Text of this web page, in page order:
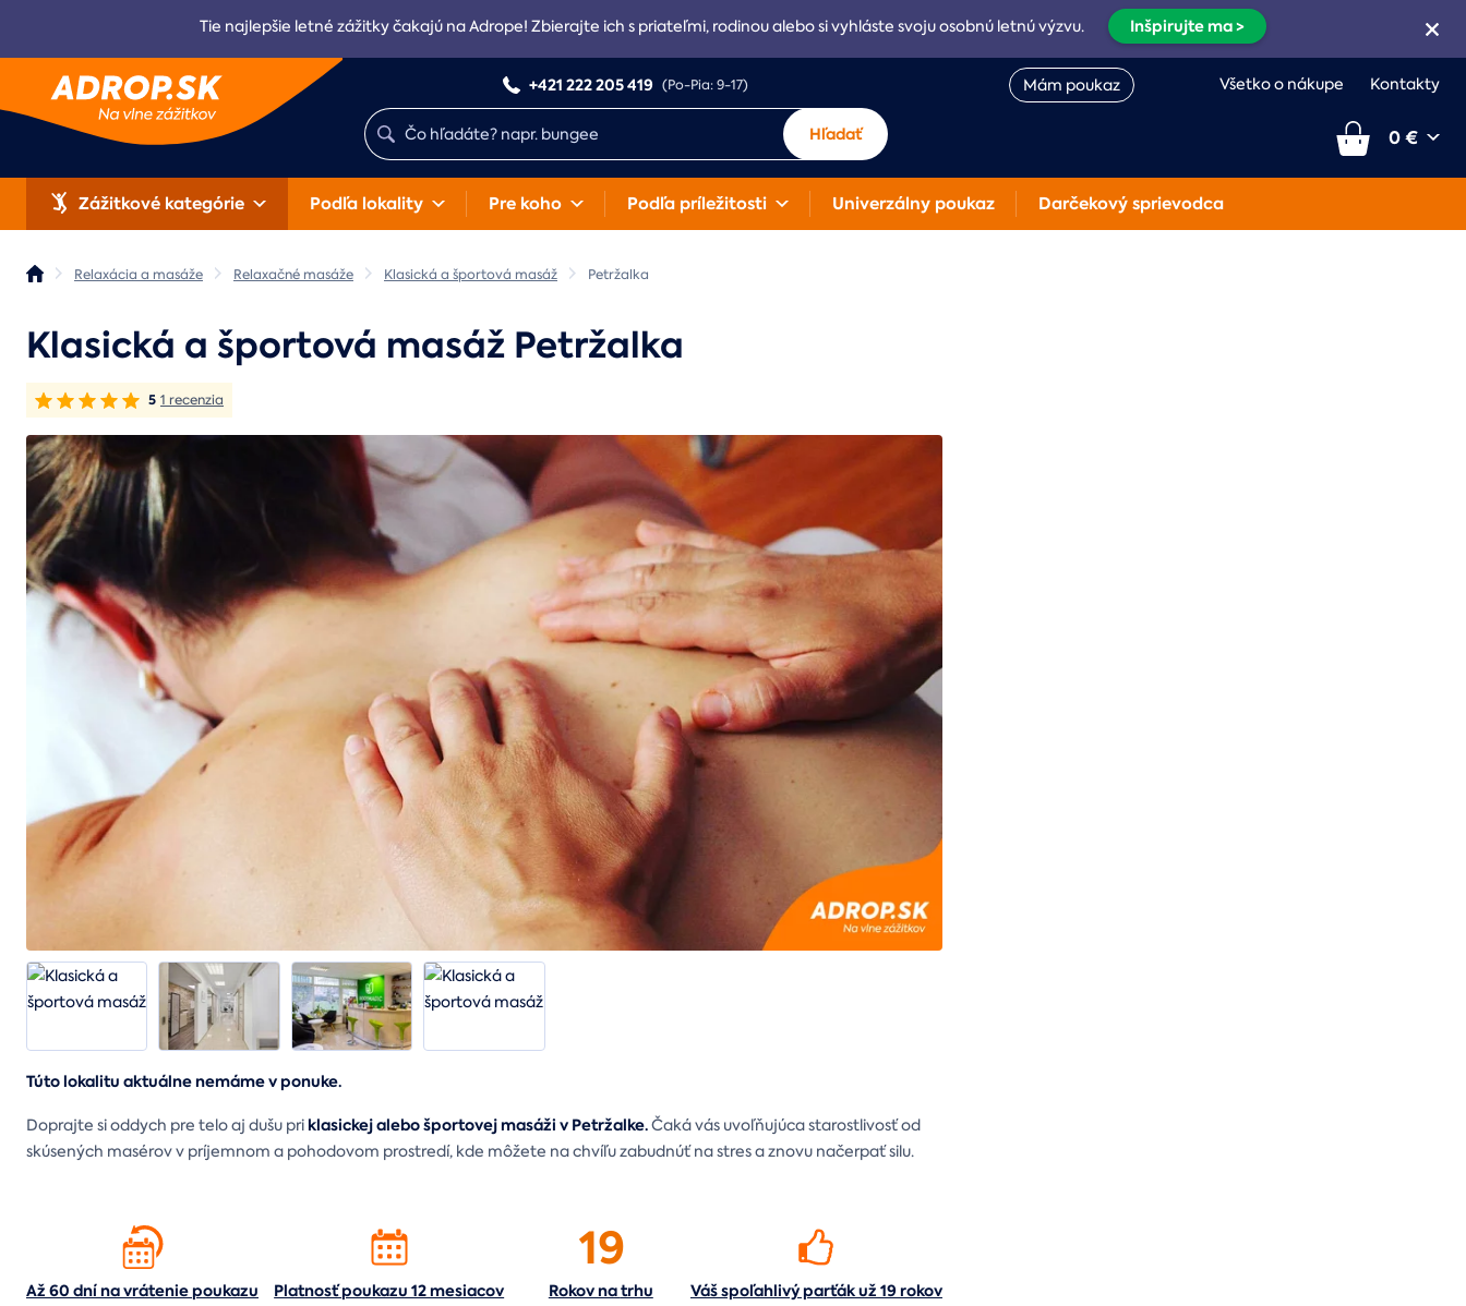
Tie najlepšie letné zážitky čakajú na Adrope! Zbierajte ich s priateľmi, rodinou alebo si vyhláste svoju osobnú letnú výzvu. Inšpirujte ma >
+421 222 205 419 (Po-Pia: 9-17) Mám poukaz Všetko o nákupe Kontakty
Hľadať 0 €
Zážitkové kategórie Podľa lokality Pre koho Podľa príležitosti Univerzálny poukaz Darčekový sprievodca
Relaxácia a masáže Relaxačné masáže Klasická a športová masáž Petržalka
Klasická a športová masáž Petržalka
5 1 recenzia
Túto lokalitu aktuálne nemáme v ponuke.
Doprajte si oddych pre telo aj dušu priklasickej alebo športovej masáži v Petržalke.Čaká vás uvoľňujúca starostlivosť od
skúsených masérov v príjemnom a pohodovom prostredí, kde môžete na chvíľu zabudnúť na stres a znovu načerpať silu.
Až 60 dní na vráteniepoukazu Platnosť poukazu 12 mesiacov
19
Rokov natrhu Váš spoľahlivý parťák už 19 rokov